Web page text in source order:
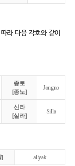
라 다음 각호와 같이
종로
[종노]
Jongno
신라
[실라]
Silla
] allyak